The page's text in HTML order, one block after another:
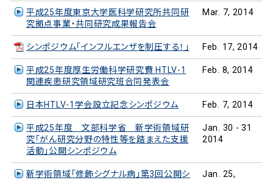
平成25年度東京大学医科学研究所共同研
究拠点事業・共同研究成果報告会
Mar. 7, 2014
シンポジウム「インフルエンザを制圧する！」 Feb. 17, 2014
平成25年度厚生労働科学研究費 HTLV-1
関連疾患研究領域研究班合同発表会
Feb. 8, 2014
日本HTLV-1学会設立記念シンポジウム Feb. 7, 2014
平成25年度 文部科学省 新学術領域研
究「がん研究分野の特性等を踏まえた支援
活動」公開シンポジウム
Jan. 30 - 31
2014
新学術領域「修飾シグナル病」第3回公開シ Jan. 25,